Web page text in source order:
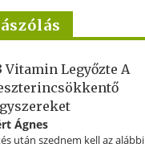
Vitamin Legyőzte A
Ágnes
után szednem kell az alábbi